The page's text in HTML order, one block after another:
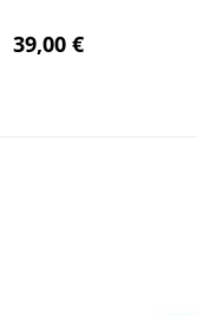
39,00 €